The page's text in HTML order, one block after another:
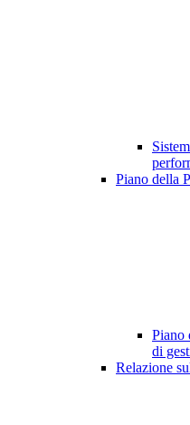
Piano della
Piano
di
Relazione